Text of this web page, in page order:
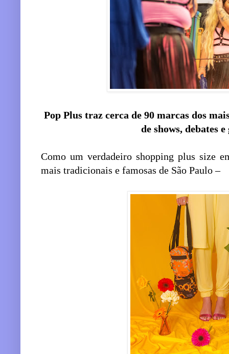
Pop Plus traz cerca de 90 marcas dos
de shows, debates
Como um verdadeiro shopping plus size
mais tradicionais e famosas de São Paulo –